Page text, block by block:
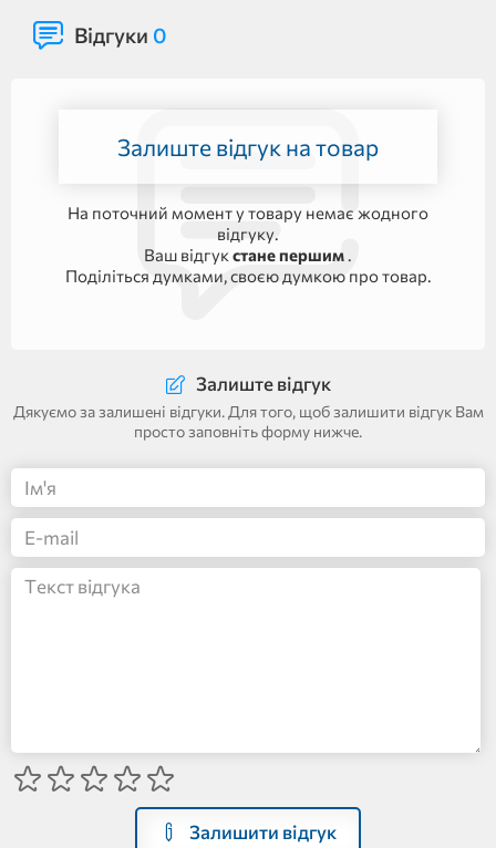
Відгуки 0
Залиште відгук на товар
На поточний момент у товару немає жодного
відгуку.
Ваш відгук стане першим .
Поділіться думками, своєю думкою про товар.
Залиште відгук
Дякуємо за залишені відгуки. Для того, щоб залишити відгук Вам
просто заповніть форму нижче.
Залишити відгук